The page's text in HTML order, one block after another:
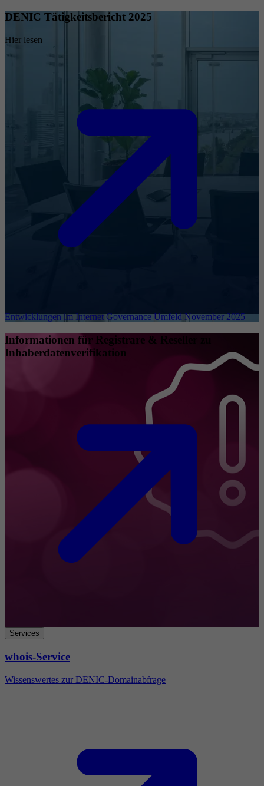
DENIC Tätigkeitsbericht 2025
Hier lesen
Entwicklungen im Internet Governance Umfeld November 2025
Informationen für Registrare & Reseller zu
Inhaberdatenverifikation
Services
whois-Service
Wissenswertes zur DENIC-Domainabfrage